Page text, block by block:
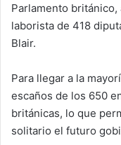
Parlamento
laborista de 418
Blair.
Para llegar a la
escaños de los 650
británicas, lo que
solitario el futuro